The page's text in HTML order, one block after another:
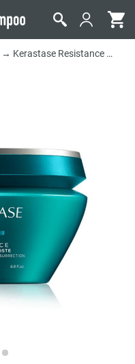
Kerastase Resistance Therapist Renewal Mask Відновлююча маска для дуже пошкодженого товстого волосся